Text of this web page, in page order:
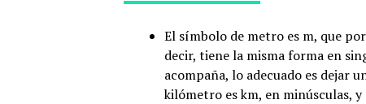
El símbolo de metro es m, que
decir, tiene la misma forma en
acompaña, lo adecuado es dejar
kilómetro es km, en minúsculas, y